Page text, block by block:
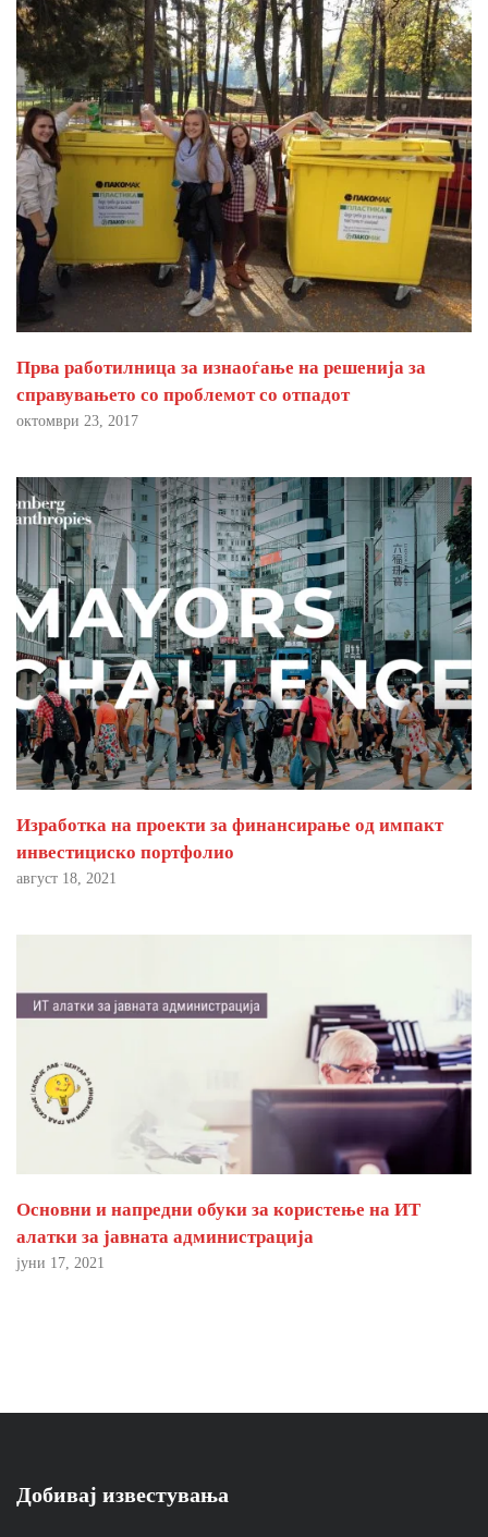
Прва работилница за изнаоѓање на решенија за
справувањето со проблемот со отпадот
октомври 23, 2017
Изработка на проекти за финансирање од импакт
инвестициско портфолио
август 18, 2021
Основни и напредни обуки за користење на ИТ
алатки за јавната администрација
јуни 17, 2021
Добивај известувања